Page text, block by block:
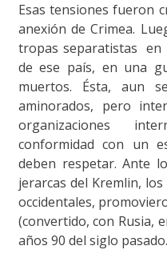
Esas tensiones fueron
anexión de Crimea.
tropas separatistas en
de ese país, en una
muertos. Ésta, aun
aminorados, pero
organizaciones
conformidad con un
deben respetar. Ante
jerarcas del Kremlin,
occidentales,
(convertido, con Rusia,
años 90 del siglo pasado.